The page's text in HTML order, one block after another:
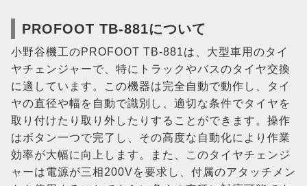
PROFOOT TB-881について
小野谷機工のPROFOOT TB-881は、大型車用のタイ
ヤチェンジャーで、特にトラックやバスのタイヤ交換
に適しています。この機器は完全自動で動作し、タイ
ヤの直径や幅を自動で識別し、適切な条件でタイヤを
取り付けたり取り外したりすることができます。操作
はボタン一つで完了し、その高度な自動化により作業
効率が大幅に向上します。また、このタイヤチェンジ
ャーは電源が三相200Vを要求し、付属のアタッチメン